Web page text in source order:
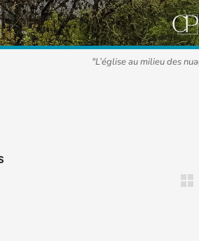
"L’église au milieu des